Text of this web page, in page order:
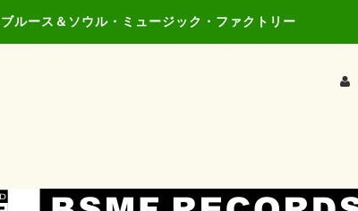
ブルース＆ソウル・ミュージック・ファクトリー